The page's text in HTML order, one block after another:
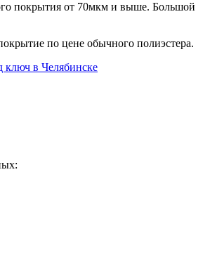
покрытия от 70мкм и выше. Большой
по цене обычного полиэстера.
ключ в Челябинске